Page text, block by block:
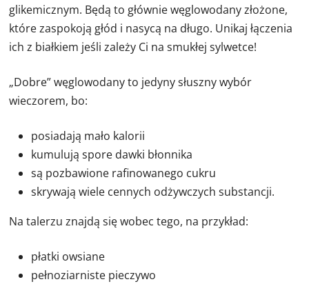
glikemicznym. Będą to głównie węglowodany złożone,
które zaspokoją głód i nasycą na długo. Unikaj łączenia
ich z białkiem jeśli zależy Ci na smukłej sylwetce!
„Dobre” węglowodany to jedyny słuszny wybór
wieczorem, bo:
posiadają mało kalorii
kumulują spore dawki błonnika
są pozbawione rafinowanego cukru
skrywają wiele cennych odżywczych substancji.
Na talerzu znajdą się wobec tego, na przykład:
płatki owsiane
pełnoziarniste pieczywo